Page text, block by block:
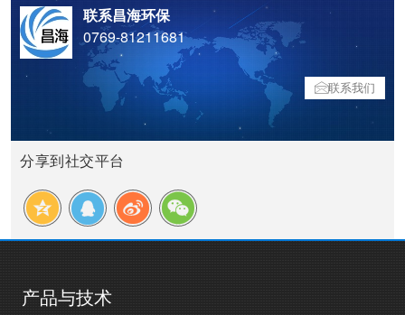
联系昌海环保
0769-81211681
联系我们
分享到社交平台
产品与技术